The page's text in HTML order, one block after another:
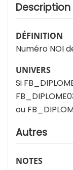
Description
DÉFINITION
Numéro NOI
UNIVERS
Si
ou
Autres
NOTES